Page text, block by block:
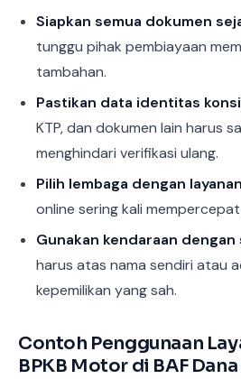
Siapkan semua dokumen
tunggu pihak pembiayaan
tambahan.
Pastikan data identitas
KTP, dan dokumen lain harus
menghindari verifikasi ulang.
Pilih lembaga dengan
online sering kali
Gunakan kendaraan
harus atas nama sendiri atau
kepemilikan yang sah.
Contoh Penggunaan
BPKB Motor di BAF